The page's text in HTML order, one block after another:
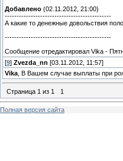
Добавлено (02.11.2012, 21:00)
---------------------------------------------
А какие то денежные довольствия
---------------------------------------------
Сообщение отредактировал Vika -
[9] Zvezda_nn [03.11.2012, 11:57]
Vika , В Вашем случае выплаты при
Страница 1 из 1 1
Полная версия сайта